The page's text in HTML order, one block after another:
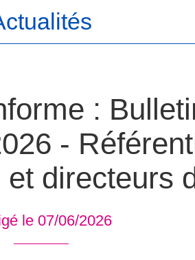
:
-
directeurs
le 07/06/2026